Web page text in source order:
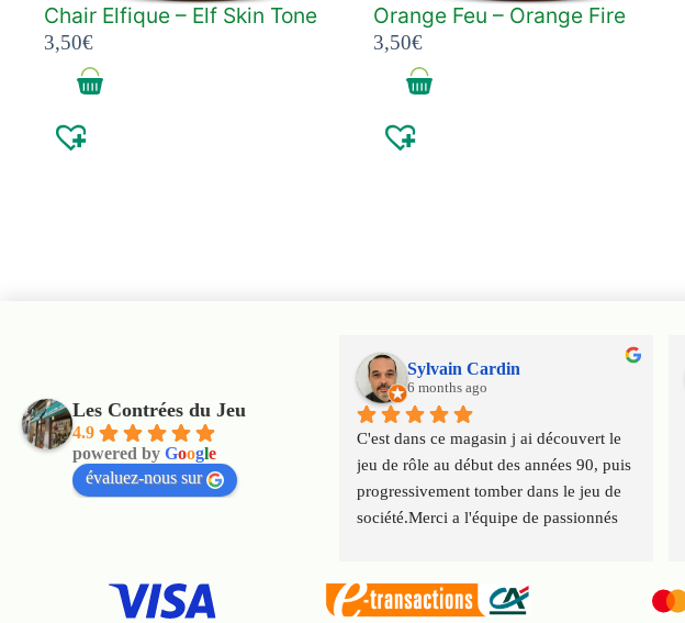
Chair Elfique – Elf Skin Tone
3,50€
Orange Feu – Orange Fire
3,50€
Les Contrées du Jeu
4.9
powered by Google
évaluez-nous sur
Sylvain Cardin
6 months ago
C'est dans ce magasin j ai découvert le
jeu de rôle au début des années 90, puis
progressivement tomber dans le jeu de
société.Merci a l'équipe de passionnés